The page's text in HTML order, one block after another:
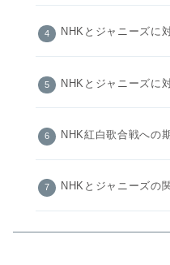
NHKとジャニーズに
NHKとジャニーズに
NHK紅白歌合戦への
NHKとジャニーズの